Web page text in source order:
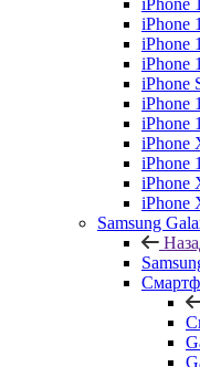
iPhone
iPhone
iPhone
iPhone
iPhone
iPhone
iPhone
iPhone
iPhone
iPhone
iPhone
Samsung